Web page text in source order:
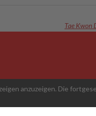
anzuzeigen. Die
Tae Kwon